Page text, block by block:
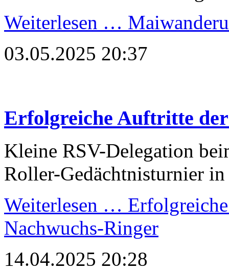
Weiterlesen …
03.05.2025 20:37
Erfolgreiche Auftritte
Kleine RSV-Delegation
Roller-Gedächtnisturnier
Weiterlesen …
Nachwuchs-Ringer
14.04.2025 20:28